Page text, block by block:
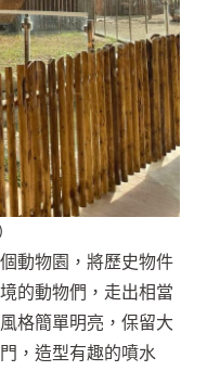
動物園，將歷史物件
的動物們，走出相當
格簡單明亮，保留大
，造型有趣的噴水